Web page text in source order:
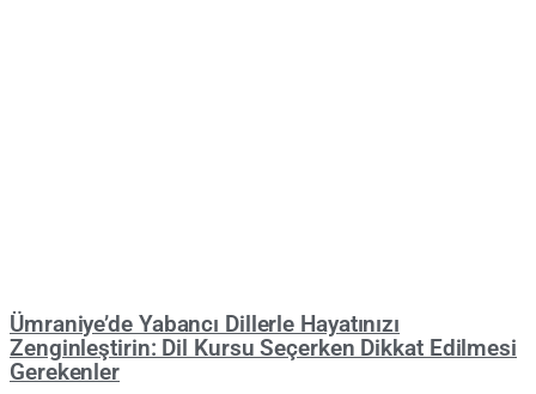
Ümraniye’de Yabancı Dillerle Hayatınızı
Zenginleştirin: Dil Kursu Seçerken Dikkat Edilmesi
Gerekenler